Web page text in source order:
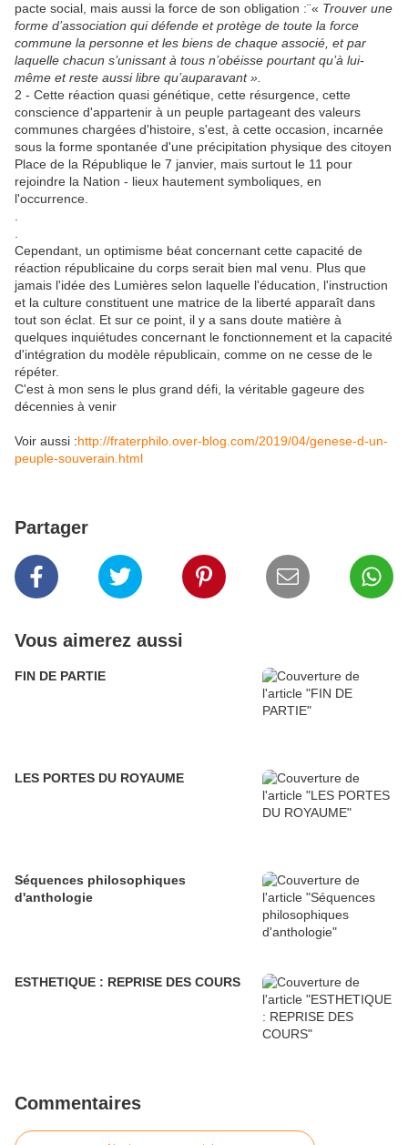
pacte social, mais aussi la force de son obligation :¨« Trouver une
forme d’association qui défende et protège de toute la force
commune la personne et les biens de chaque associé, et par
laquelle chacun s’unissant à tous n’obéisse pourtant qu’à lui-
même et reste aussi libre qu’auparavant ».
2 - Cette réaction quasi génétique, cette résurgence, cette
conscience d'appartenir à un peuple partageant des valeurs
communes chargées d'histoire, s'est, à cette occasion, incarnée
sous la forme spontanée d'une précipitation physique des citoyen
Place de la République le 7 janvier, mais surtout le 11 pour
rejoindre la Nation - lieux hautement symboliques, en
l'occurrence.
Cependant, un optimisme béat concernant cette capacité de
réaction républicaine du corps serait bien mal venu. Plus que
jamais l'idée des Lumières selon laquelle l'éducation, l'instruction
et la culture constituent une matrice de la liberté apparaît dans
tout son éclat. Et sur ce point, il y a sans doute matière à
quelques inquiétudes concernant le fonctionnement et la capacité
d'intégration du modèle républicain, comme on ne cesse de le
répéter.
C'est à mon sens le plus grand défi, la véritable gageure des
décennies à venir
Voir aussi :http://fraterphilo.over-blog.com/2019/04/genese-d-un-
peuple-souverain.html
Partager
Vous aimerez aussi
FIN DE PARTIE
LES PORTES DU ROYAUME
Séquences philosophiques
d'anthologie
ESTHETIQUE : REPRISE DES COURS
Commentaires